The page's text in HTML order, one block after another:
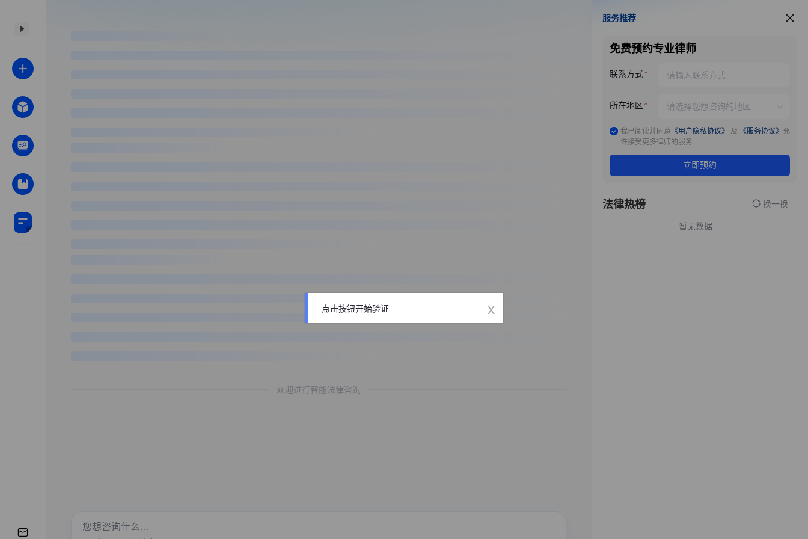
欢迎进行智能法律咨询
服务推荐
服务推荐
免费预约专业律师
联系方式
所在地区
我已阅读并同意 《用户隐私协议》 及 《服务协议》 允
许接受更多律师的服务
立即预约
法律热榜 换一换
暂无数据
点击按钮开始验证 x